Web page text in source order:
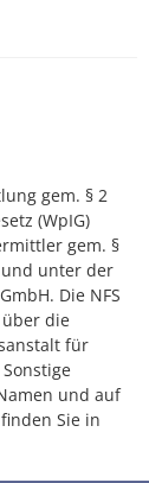
gem. § 2
(WpIG)
gem. §
und unter der
Die NFS
die
für
und auf
Sie in